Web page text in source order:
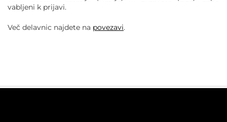
vabljeni k prijavi.
Več delavnic najdete na povezavi.